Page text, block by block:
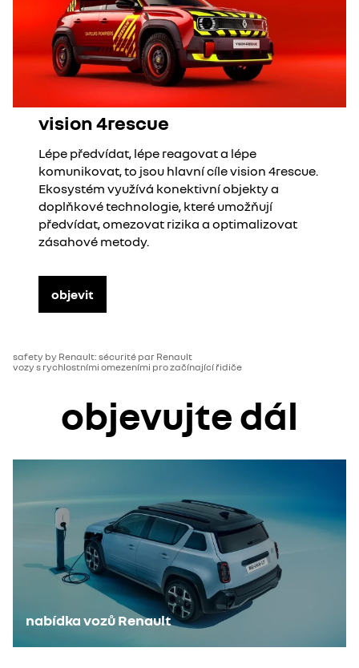
vision 4rescue
Lépe předvídat, lépe reagovat a lépe
komunikovat, to jsou hlavní cíle vision 4rescue.
Ekosystém využívá konektivní objekty a
doplňkové technologie, které umožňují
předvídat, omezovat rizika a optimalizovat
zásahové metody.
objevit
safety by Renault: sécurité par Renault
vozy s rychlostními omezeními pro začínající řidiče
objevujte dál
nabídka vozů Renault